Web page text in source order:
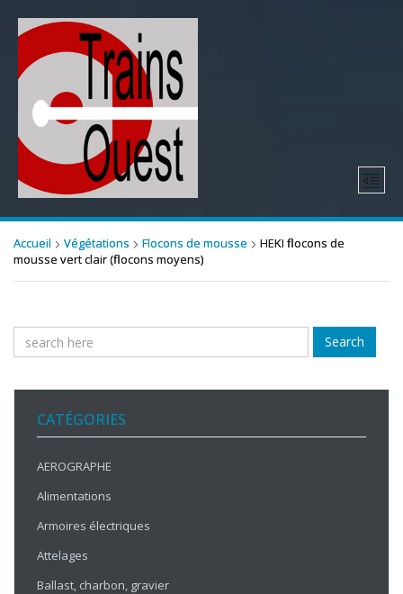
Accueil Végétations Flocons de mousse
HEKI flocons de
mousse vert clair (flocons moyens)
Search
CATÉGORIES
AEROGRAPHE
Alimentations
Armoires électriques
Attelages
Ballast, charbon, gravier